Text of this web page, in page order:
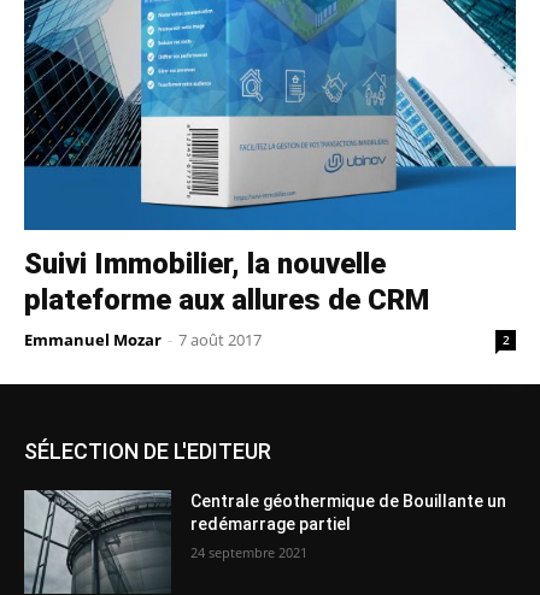
Suivi Immobilier, la nouvelle
plateforme aux allures de CRM
Emmanuel Mozar - 7 août 2017 2
SÉLECTION DE L'EDITEUR
Centrale géothermique de Bouillante un
redémarrage partiel
24 septembre 2021